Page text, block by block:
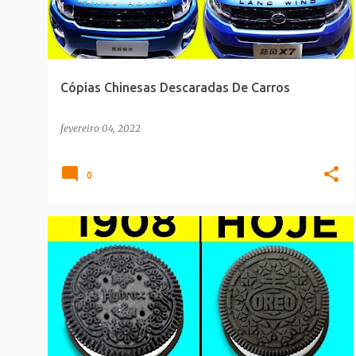
t
a
g
Cópias Chinesas Descaradas De Carros
fevereiro 04, 2022
0
BRAND PLAGIO